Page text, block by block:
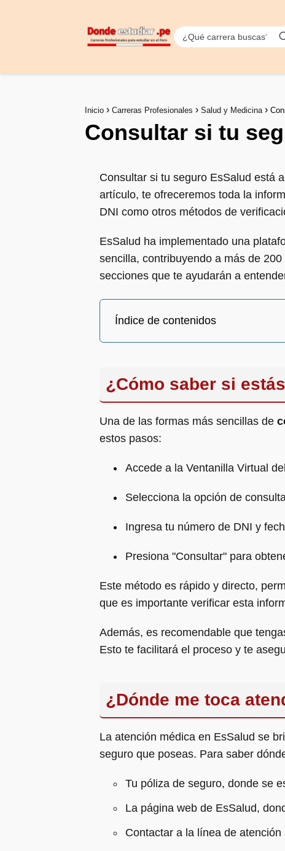
Inicio Carreras Profesionales Salud y Medicina
Consultar si tu
Consultar si tu seguro EsSalud está
artículo, te ofreceremos toda la
DNI como otros métodos de
EsSalud ha implementado una
sencilla, contribuyendo a más de
secciones que te ayudarán a
Índice de contenidos
¿Cómo saber si
Una de las formas más sencillas de
estos pasos:
Accede a la Ventanilla Virtual
Selecciona la opción de
Ingresa tu número de DNI y
Presiona "Consultar" para
Este método es rápido y directo,
que es importante verificar esta
Además, es recomendable que
Esto te facilitará el proceso y te
¿Dónde me toca
La atención médica en EsSalud se
seguro que poseas. Para saber
Tu póliza de seguro, donde se
La página web de EsSalud,
Contactar a la línea de